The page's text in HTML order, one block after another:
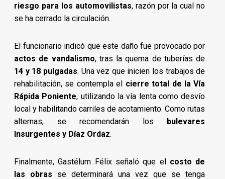
riesgo para los automovilistas, razón por la cual no
se ha cerrado la circulación.
El funcionario indicó que este daño fue provocado por
actos de vandalismo, tras la quema de tuberías de
14 y 18 pulgadas. Una vez que inicien los trabajos de
rehabilitación, se contempla el cierre total de la Vía
Rápida Poniente, utilizando la vía lenta como desvío
local y habilitando carriles de acotamiento. Como rutas
alternas, se recomendarán los bulevares
Insurgentes y Díaz Ordaz.
Finalmente, Gastélum Félix señaló que el costo de
las obras se determinará una vez que se tenga